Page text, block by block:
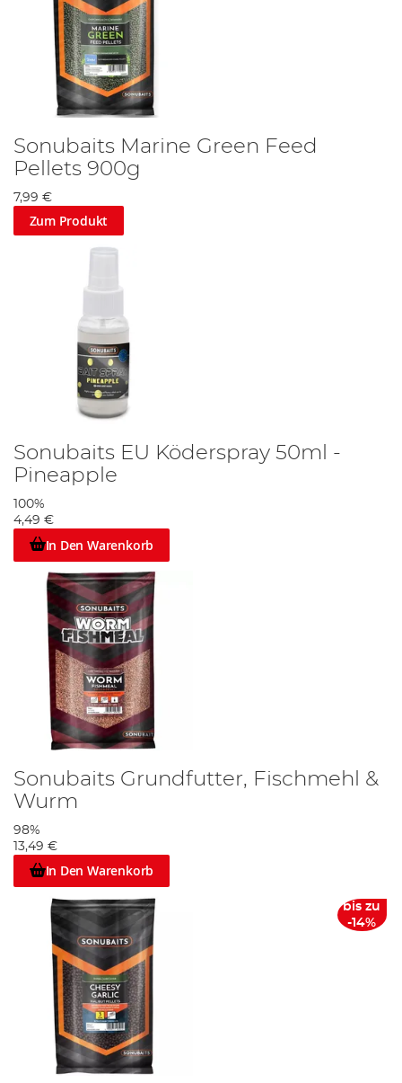
Sonubaits Marine Green Feed
Pellets 900g
7,99 €
Zum Produkt
Sonubaits EU Köderspray 50ml -
Pineapple
100%
4,49 €
In Den Warenkorb
Sonubaits Grundfutter, Fischmehl &
Wurm
98%
13,49 €
In Den Warenkorb
bis zu
-14%